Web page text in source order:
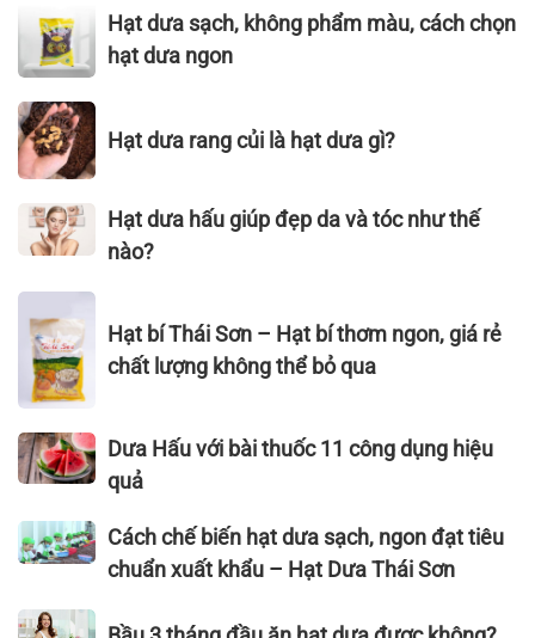
nhiên
TẾ
CÔNG
NGHIỆP
THỰC
PHẨM
VIỆT
VIETNAM
RANG
MỘC
–
VỊ
NGUYÊN
BẢN,
NGON
KHÓ
Hạt
dưa
sạch,
không
phẩm
màu,
cách
chọn
hạt
ngon
Hạt dưa sạch, không phẩm màu, cách chọn
hạt dưa ngon
Hạt
dưa
rang
củi
là
hạt
dưa
gì?
Hạt dưa rang củi là hạt dưa gì?
Hạt
dưa
giúp
đẹp
da
và
như
thế
Hạt dưa hấu giúp đẹp da và tóc như thế
nào?
bí
Thái
Sơn
Hạt
bí
ngon,
giá
chất
Hạt bí Thái Sơn – Hạt bí thơm ngon, giá rẻ
chất lượng không thể bỏ qua
Dưa
Hấu
bài
thuốc
công
Dưa Hấu với bài thuốc 11 công dụng hiệu
quả
Cách
chế
hạt
Cách chế biến hạt dưa sạch, ngon đạt tiêu
chuẩn xuất khẩu – Hạt Dưa Thái Sơn
Bầu